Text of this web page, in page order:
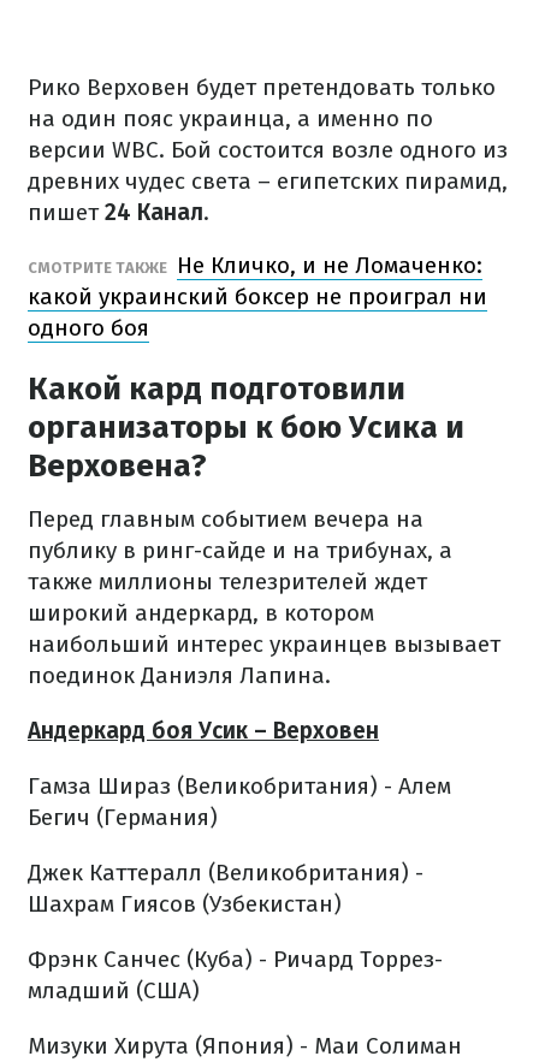
Рико Верховен будет претендовать только
на один пояс украинца, а именно по
версии WBC. Бой состоится возле одного из
древних чудес света – египетских пирамид,
пишет24 Канал.
СМОТРИТЕ ТАКЖЕ
Не Кличко, и не Ломаченко:
какой украинский боксер не проиграл ни
одного боя
Какой кард подготовили
организаторы к бою Усика и
Верховена?
Перед главным событием вечера на
публику в ринг-сайде и на трибунах, а
также миллионы телезрителей ждет
широкий андеркард, в котором
наибольший интерес украинцев вызывает
поединок Даниэля Лапина.
Андеркард боя Усик – Верховен
Гамза Шираз (Великобритания) - Алем
Бегич (Германия)
Джек Каттералл (Великобритания) -
Шахрам Гиясов (Узбекистан)
Фрэнк Санчес (Куба) - Ричард Торрез-
младший (США)
Мизуки Хирута (Япония) - Маи Солиман